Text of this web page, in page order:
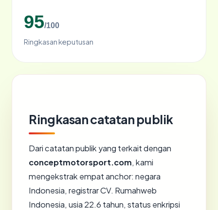
95/100
Ringkasan keputusan
Ringkasan catatan publik
Dari catatan publik yang terkait dengan
conceptmotorsport.com, kami
mengekstrak empat anchor: negara
Indonesia, registrar CV. Rumahweb
Indonesia, usia 22.6 tahun, status enkripsi